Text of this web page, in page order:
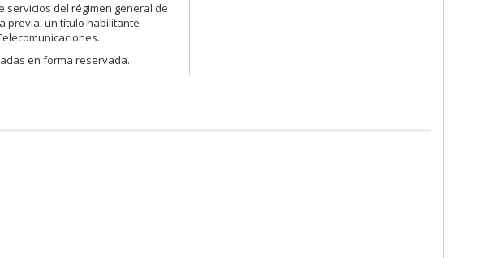
servicios del régimen general de
previa, un título habilitante
en forma reservada.